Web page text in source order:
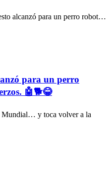
alcanzó para un perro robot…
para un perro
🤖🐕😂
Mundial… y toca volver a la